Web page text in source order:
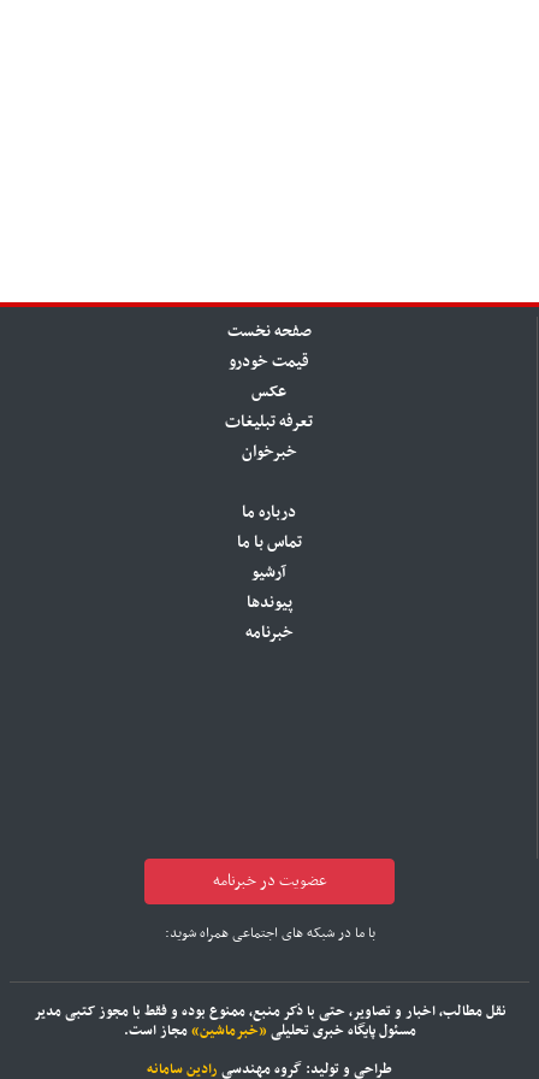
صفحه نخست
قیمت خودرو
عکس
تعرفه تبلیغات
خبرخوان
درباره ما
تماس با ما
آرشیو
پیوندها
خبرنامه
عضویت در خبرنامه
با ما در شبکه های اجتماعی همراه شوید:
نقل مطالب، اخبار و تصاویر، حتی با ذکر منبع، ممنوع بوده و فقط با مجوز کتبی مدیر
مسئول پایگاه خبری تحلیلی «خبرماشین»مجاز است.
طراحی و تولید: گروه مهندسی رادین سامانه